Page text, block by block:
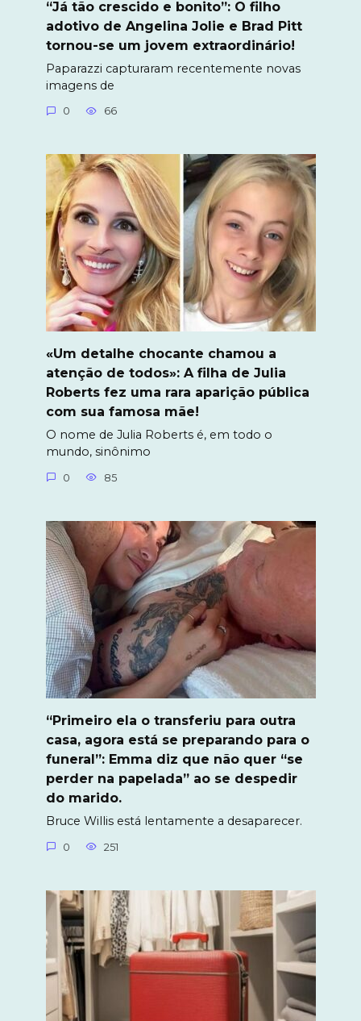
“Já tão crescido e bonito”: O filho
adotivo de Angelina Jolie e Brad Pitt
tornou-se um jovem extraordinário!
Paparazzi capturaram recentemente novas
imagens de
0 66
«Um detalhe chocante chamou a
atenção de todos»: A filha de Julia
Roberts fez uma rara aparição pública
com sua famosa mãe!
O nome de Julia Roberts é, em todo o
mundo, sinônimo
0 85
“Primeiro ela o transferiu para outra
casa, agora está se preparando para o
funeral”: Emma diz que não quer “se
perder na papelada” ao se despedir
do marido.
Bruce Willis está lentamente a desaparecer.
0 251